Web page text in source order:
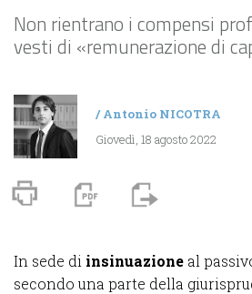
Non rientrano i compensi
vesti di «remunerazione di
/Antonio NICOTRA
Giovedì, 18 agosto 2022
In sede di insinuazione al
secondo una parte della